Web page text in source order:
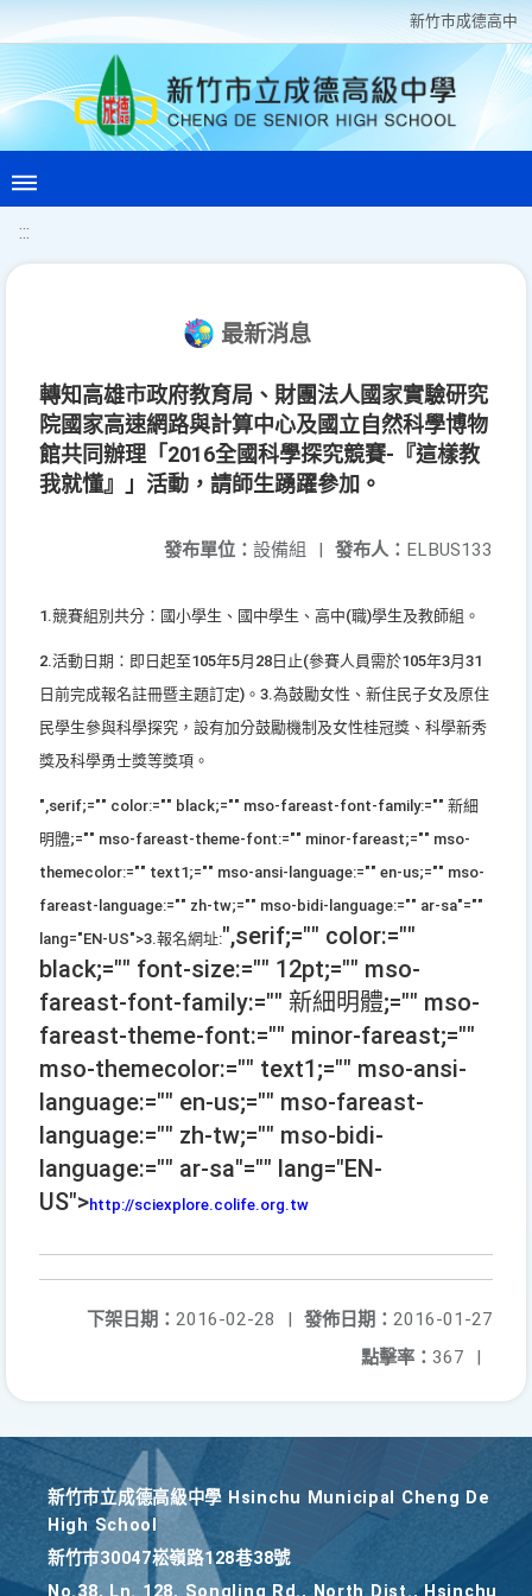
新竹巿成德高中
:::
最新消息
轉知高雄市政府教育局、財團法人國家實驗研究
院國家高速網路與計算中心及國立自然科學博物
館共同辦理「2016全國科學探究競賽-『這樣教
我就懂』」活動，請師生踴躍參加。
發布人： ELBUS133
發布單位： 設備組 |
1.競賽組別共分：國小學生、國中學生、高中(職)學生及教師組。
2.活動日期：即日起至105年5月28日止(參賽人員需於105年3月31
日前完成報名註冊暨主題訂定)。3.為鼓勵女性、新住民子女及原住
民學生參與科學探究，設有加分鼓勵機制及女性桂冠獎、科學新秀
獎及科學勇士獎等獎項。
",serif;="" color:="" black;="" mso-fareast-font-family:="" 新細
明體;="" mso-fareast-theme-font:="" minor-fareast;="" mso-
themecolor:="" text1;="" mso-ansi-language:="" en-us;="" mso-
fareast-language:="" zh-tw;="" mso-bidi-language:="" ar-sa"=""
lang="EN-US">3.報名網址:",serif;="" color:=""
black;="" font-size:="" 12pt;="" mso-
fareast-font-family:="" 新細明體;="" mso-
fareast-theme-font:="" minor-fareast;=""
mso-themecolor:="" text1;="" mso-ansi-
language:="" en-us;="" mso-fareast-
language:="" zh-tw;="" mso-bidi-
language:="" ar-sa"="" lang="EN-
US">http://sciexplore.colife.org.tw
發佈日期： 2016-01-27
下架日期： 2016-02-28
|
點擊率： 367 |
新竹巿立成德高級中學 Hsinchu Municipal Cheng De
High School
新竹巿30047崧嶺路128巷38號
No.38, Ln. 128, Songling Rd., North Dist., Hsinchu